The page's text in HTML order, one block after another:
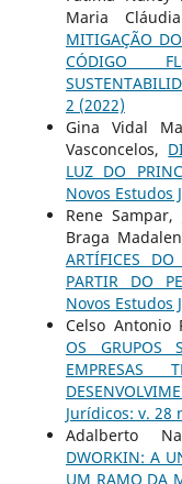
Maria
MITIGAÇÃO
CÓDIGO
2 (2022)
Gina Vidal
Vasconcelos,
LUZ DO
Novos Estudos
Rene
Braga
ARTÍFICES
PARTIR DO
Novos Estudos
Celso Antonio
OS GRUPOS
EMPRESAS
Jurí­dicos: v. 28
Adalberto
DWORKIN: A
UM RAMO DA